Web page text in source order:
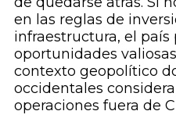
en las reglas de
infraestructura, el país
oportunidades
contexto geopolítico
occidentales
operaciones fuera de